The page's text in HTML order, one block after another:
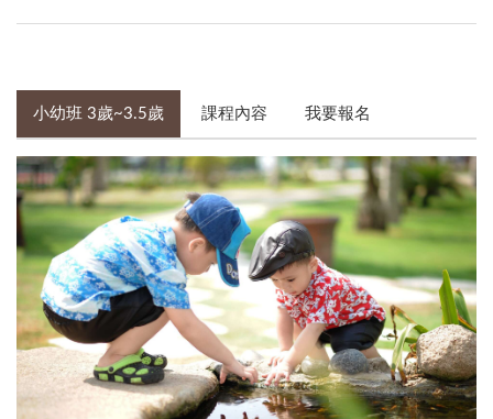
小幼班 3歲~3.5歲 課程內容 我要報名